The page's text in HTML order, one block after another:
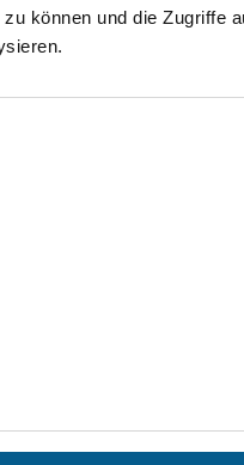
können und die Zugriffe
recherchieren. Bei
Groß- und
die Wahl von